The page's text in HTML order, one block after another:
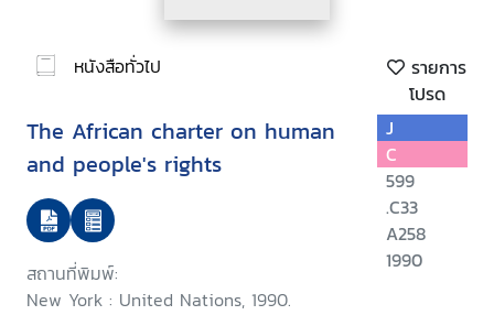
หนังสือทั่วไป
รายการ
โปรด
The African charter on human
and people's rights
สถานที่พิมพ์:
New York : United Nations, 1990.
J
C
599
.C33
A258
1990